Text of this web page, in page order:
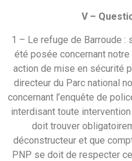
V –
1 – Le refuge de Barroude :
été posée concernant
action de mise en sécurité
directeur du Parc national
concernant l’enquête de
interdisant toute intervention
doit trouver
déconstructeur et que
PNP se doit de respecter